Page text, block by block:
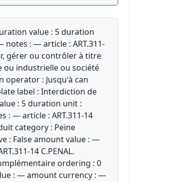
value : 5 duration
: — article : ART.311-
gérer ou contrôler à titre
industrielle ou société
operator : Jusqu'à can
label : Interdiction de
: 5 duration unit :
: — article : ART.311-14
category : Peine
: False amount value : —
14 C.PENAL.
ordering : 0
: — amount currency : —